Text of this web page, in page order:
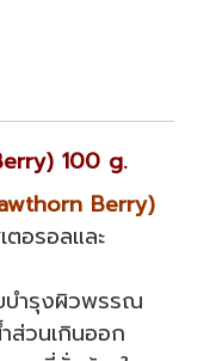
100 g.
Berry)
ตอรอลและ
บำรุงผิวพรรณ
ส่วนเกินออก